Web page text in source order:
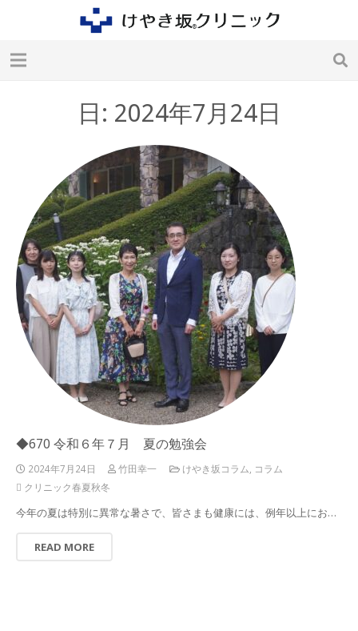
日: 2024年7月24日
◆670 令和６年７月 夏の勉強会
2024年7月24日 竹田幸一 けやき坂コラム
コラム
クリニック春夏秋冬
今年の夏は特別に異常な暑さで、皆さまも健康には、例年以上にお…
READ MORE